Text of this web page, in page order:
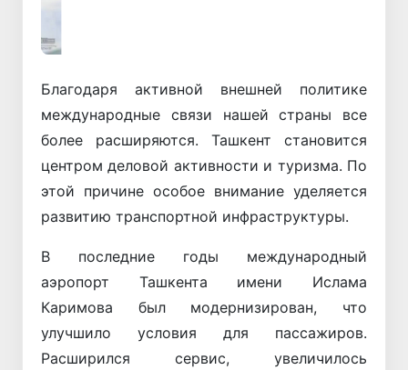
Благодаря активной внешней политике
международные связи нашей страны все
более расширяются. Ташкент становится
центром деловой активности и туризма. По
этой причине особое внимание уделяется
развитию транспортной инфраструктуры.
В последние годы международный
аэропорт Ташкента имени Ислама
Каримова был модернизирован, что
улучшило условия для пассажиров.
Расширился сервис, увеличилось